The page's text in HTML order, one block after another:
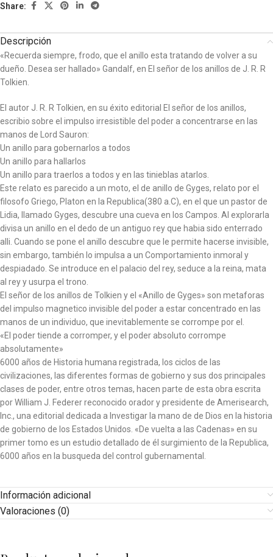
Share:
Descripción
«Recuerda siempre, frodo, que el anillo esta tratando de volver a su
dueño. Desea ser hallado» Gandalf, en El señor de los anillos de J. R. R
Tolkien.
El autor J. R. R Tolkien, en su éxito editorial El señor de los anillos,
escribio sobre el impulso irresistible del poder a concentrarse en las
manos de Lord Sauron:
Un anillo para gobernarlos a todos
Un anillo para hallarlos
Un anillo para traerlos a todos y en las tinieblas atarlos.
Este relato es parecido a un moto, el de anillo de Gyges, relato por el
filosofo Griego, Platon en la Republica(380 a.C), en el que un pastor de
Lidia, llamado Gyges, descubre una cueva en los Campos. Al explorarla
divisa un anillo en el dedo de un antiguo rey que habia sido enterrado
alli. Cuando se pone el anillo descubre que le permite hacerse invisible,
sin embargo, también lo impulsa a un Comportamiento inmoral y
despiadado. Se introduce en el palacio del rey, seduce a la reina, mata
al rey y usurpa el trono.
El señor de los anillos de Tolkien y el «Anillo de Gyges» son metaforas
del impulso magnetico invisible del poder a estar concentrado en las
manos de un individuo, que inevitablemente se corrompe por el.
«El poder tiende a corromper, y el poder absoluto corrompe
absolutamente»
6000 años de Historia humana registrada, los ciclos de las
civilizaciones, las diferentes formas de gobierno y sus dos principales
clases de poder, entre otros temas, hacen parte de esta obra escrita
por William J. Federer reconocido orador y presidente de Amerisearch,
Inc., una editorial dedicada a Investigar la mano de de Dios en la historia
de gobierno de los Estados Unidos. «De vuelta a las Cadenas» en su
primer tomo es un estudio detallado de él surgimiento de la Republica,
6000 años en la busqueda del control gubernamental.
Información adicional
Valoraciones (0)